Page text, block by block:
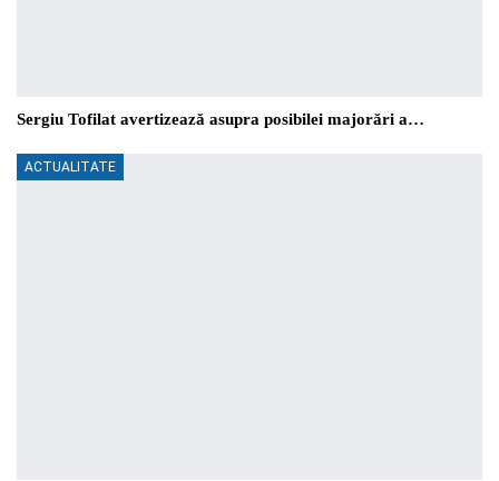
Sergiu Tofilat avertizează asupra posibilei majorări a…
ACTUALITATE